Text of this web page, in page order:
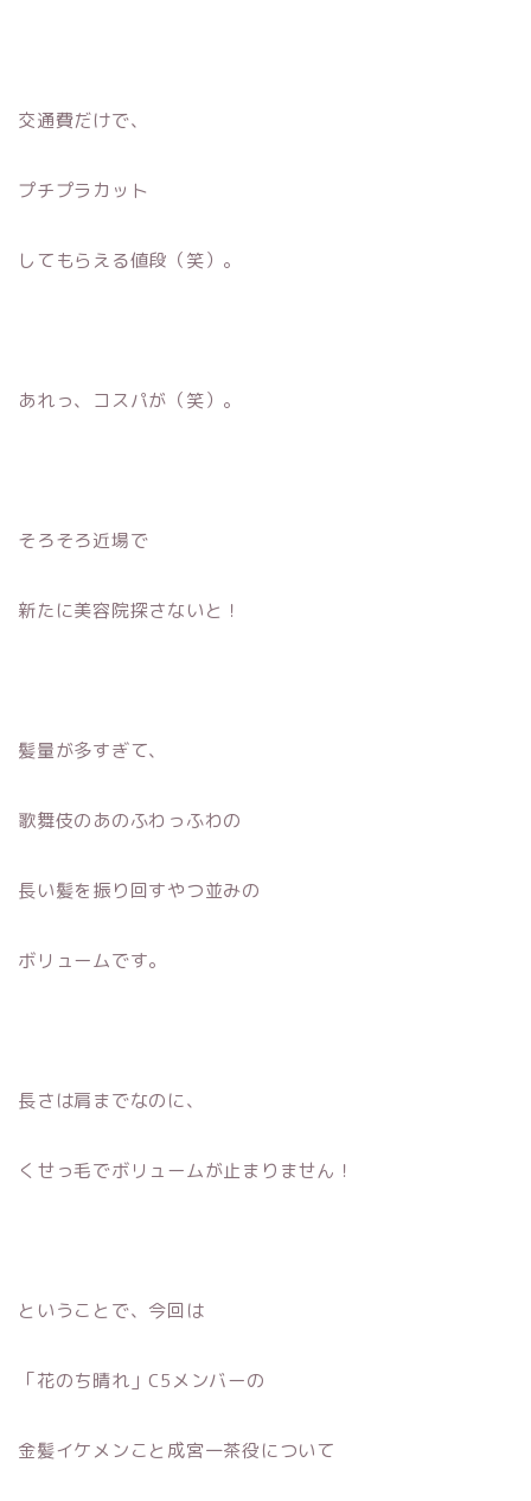
交通費だけで、
プチプラカット
してもらえる値段（笑）。
あれっ、コスパが（笑）。
そろそろ近場で
新たに美容院探さないと！
髪量が多すぎて、
歌舞伎のあのふわっふわの
長い髪を振り回すやつ並みの
ボリュームです。
長さは肩までなのに、
くせっ毛でボリュームが止まりません！
ということで、今回は
「花のち晴れ」C5メンバーの
金髪イケメンこと成宮一茶役について